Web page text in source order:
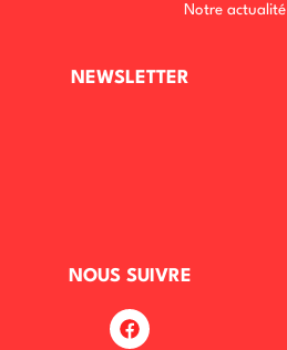
Notre actualité
NEWSLETTER
NOUS SUIVRE